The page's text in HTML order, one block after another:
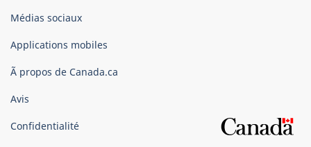
Organisation
gouvernement
Canada
Médias sociaux
Applications mobiles
Ã propos de Canada.ca
Avis
Confidentialité